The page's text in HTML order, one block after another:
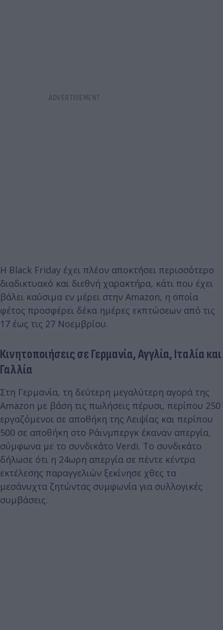
Η Black Friday έχει πλέον αποκτήσει περισσότερο
διαδικτυακό και διεθνή χαρακτήρα, κάτι που έχει
βάλει καύσιμα εν μέρει στην Amazon, η οποία
φέτος προσφέρει δέκα ημέρες εκπτώσεων από τις
17 έως τις 27 Νοεμβρίου.
Κινητοποιήσεις σε Γερμανία, Αγγλία, Ιταλία και
Γαλλία
Στη Γερμανία, τη δεύτερη μεγαλύτερη αγορά της
Amazon με βάση τις πωλήσεις πέρυσι, περίπου 250
εργαζόμενοι σε αποθήκη της Λειψίας και περίπου
500 σε αποθήκη στο Ράινμπεργκ έκαναν απεργία,
σύμφωνα με το συνδικάτο Verdi. Το συνδικάτο
δήλωσε ότι η 24ωρη απεργία σε πέντε κέντρα
εκτέλεσης παραγγελιών ξεκίνησε χθες τα
μεσάνυχτα ζητώντας συμφωνία για συλλογικές
συμβάσεις.